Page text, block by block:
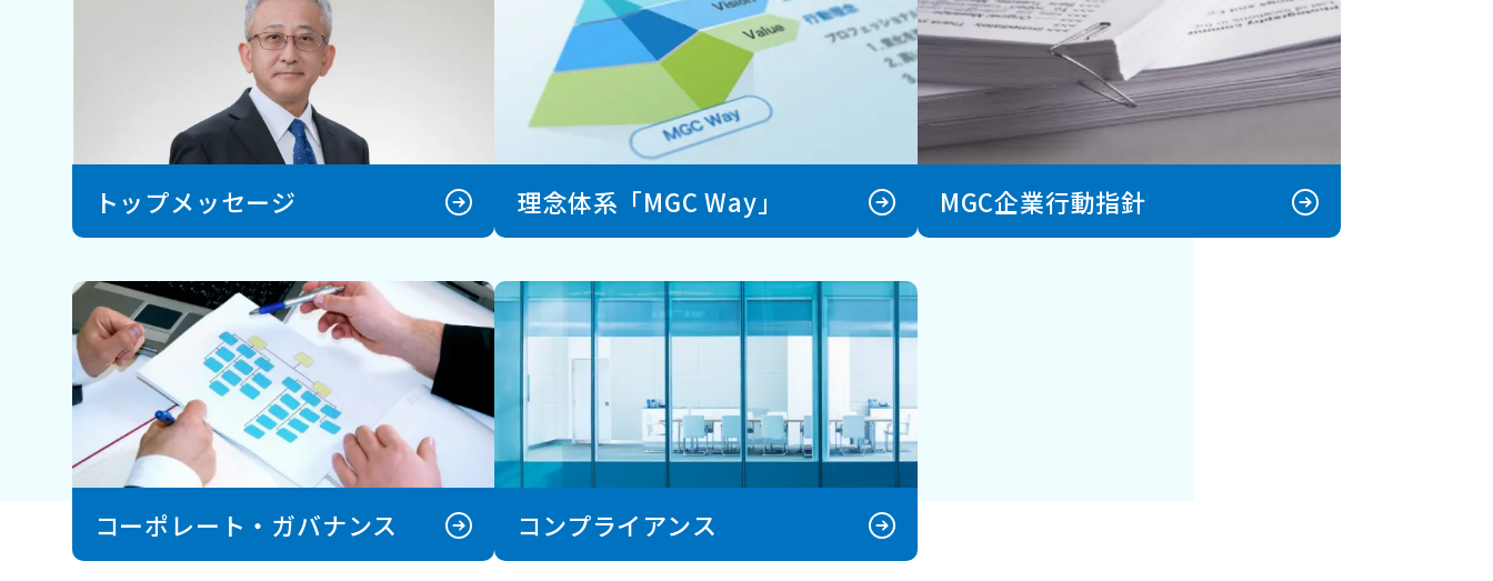
トップメッセージ 理念体系「MGC Way」 MGC企業行動指針
コーポレート・ガバナンス コンプライアンス